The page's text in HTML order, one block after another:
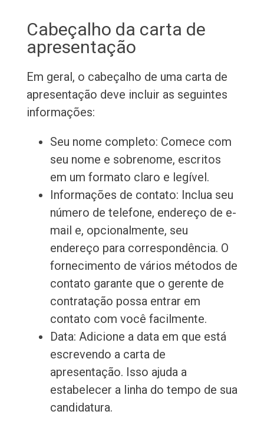
Cabeçalho da carta de
apresentação
Em geral, o cabeçalho de uma carta de
apresentação deve incluir as seguintes
informações:
Seu nome completo: Comece com
seu nome e sobrenome, escritos
em um formato claro e legível.
Informações de contato: Inclua seu
número de telefone, endereço de e-
mail e, opcionalmente, seu
endereço para correspondência. O
fornecimento de vários métodos de
contato garante que o gerente de
contratação possa entrar em
contato com você facilmente.
Data: Adicione a data em que está
escrevendo a carta de
apresentação. Isso ajuda a
estabelecer a linha do tempo de sua
candidatura.